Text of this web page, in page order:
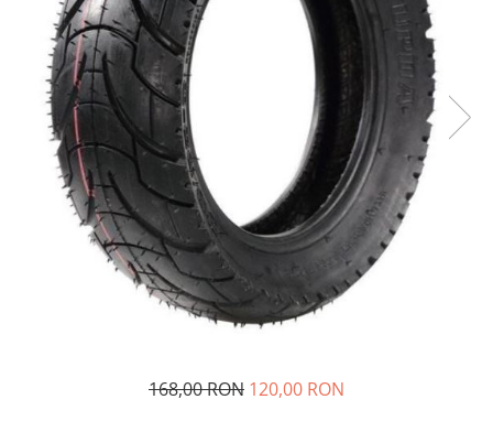
Etrieri
https://www.doctortrotineta.ro/lumini
Stop trotineta
Faruri
https://www.doctortrotineta.ro/cadru
Aparatori (aripi)
Cricuri trotineta
168,00 RON 120,00 RON